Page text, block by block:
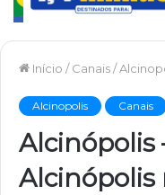
Início / Canais/
Alcinopolis Canais
Alcinópolis
Alcinópolis